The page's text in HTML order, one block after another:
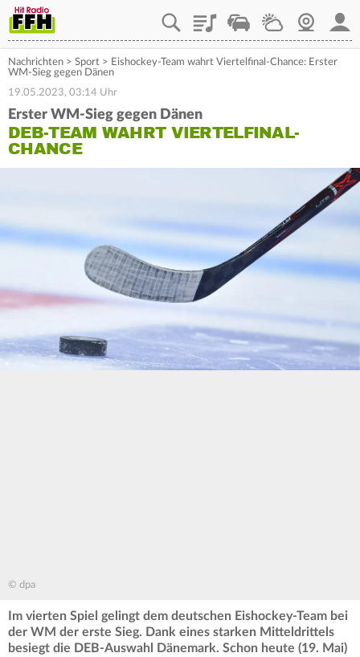
PlaylistStaupilotWetterWebcam
Nachrichten > Sport > Eishockey-Team wahrt Viertelfinal-Chance: Erster
WM-Sieg gegen Dänen
19.05.2023, 03:14 Uhr
Erster WM-Sieg gegen Dänen
DEB-TEAM WAHRT VIERTELFINAL-
CHANCE
© dpa
Im vierten Spiel gelingt dem deutschen Eishockey-Team bei
der WM der erste Sieg. Dank eines starken Mitteldrittels
besiegt die DEB-Auswahl Dänemark. Schon heute (19. Mai)